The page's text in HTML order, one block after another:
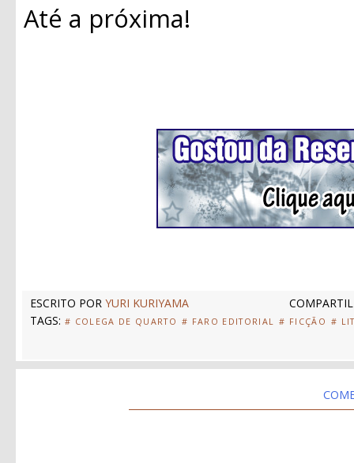
Até a próxima!
ESCRITO POR YURI KURIYAMA
TAGS: # COLEGA DE QUARTO # FARO EDITORIAL # FICÇÃO #